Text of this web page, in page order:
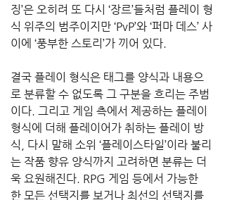
징’은 오히려 또 다시 ‘장르’들처럼 플레이 형
식 위주의 범주이지만 ‘PvP’와 ‘퍼마 데스’ 사
이에 ‘풍부한 스토리’가 끼어 있다.
결국 플레이 형식은 태그를 양식과 내용으
로 분류할 수 없도록 그 구분을 흐리는 주범
이다. 그리고 게임 측에서 제공하는 플레이
형식에 더해 플레이어가 취하는 플레이 방
식, 다시 말해 소위 ‘플레이스타일’이라 불리
는 작품 향유 양식까지 고려하면 분류는 더
욱 요원해진다. RPG 게임 등에서 가능한
한 모든 선택지를 보거나 최선의 선택지를